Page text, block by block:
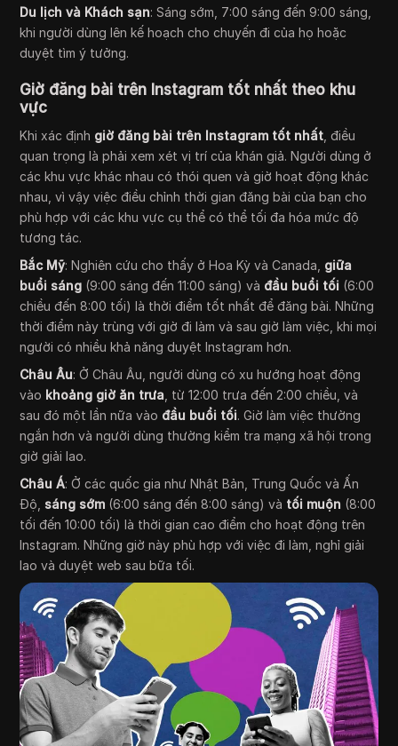
Du lịch và Khách sạn: Sáng sớm, 7:00 sáng đến 9:00 sáng,
khi người dùng lên kế hoạch cho chuyến đi của họ hoặc
duyệt tìm ý tưởng.
Giờ đăng bài trên Instagram tốt nhất theo khu
vực
Khi xác định giờ đăng bài trên Instagram tốt nhất , điều
quan trọng là phải xem xét vị trí của khán giả. Người dùng ở
các khu vực khác nhau có thói quen và giờ hoạt động khác
nhau, vì vậy việc điều chỉnh thời gian đăng bài của bạn cho
phù hợp với các khu vực cụ thể có thể tối đa hóa mức độ
tương tác.
Bắc Mỹ: Nghiên cứu cho thấy ở Hoa Kỳ và Canada, giữa
buổi sáng (9:00 sáng đến 11:00 sáng) và đầu buổi tối (6:00
chiều đến 8:00 tối) là thời điểm tốt nhất để đăng bài. Những
thời điểm này trùng với giờ đi làm và sau giờ làm việc, khi mọi
người có nhiều khả năng duyệt Instagram hơn.
Châu Âu: Ở Châu Âu, người dùng có xu hướng hoạt động
vào khoảng giờ ăn trưa , từ 12:00 trưa đến 2:00 chiều, và
sau đó một lần nữa vào đầu buổi tối. Giờ làm việc thường
ngắn hơn và người dùng thường kiểm tra mạng xã hội trong
giờ giải lao.
Châu Á: Ở các quốc gia như Nhật Bản, Trung Quốc và Ấn
Độ, sáng sớm (6:00 sáng đến 8:00 sáng) và tối muộn (8:00
tối đến 10:00 tối) là thời gian cao điểm cho hoạt động trên
Instagram. Những giờ này phù hợp với việc đi làm, nghỉ giải
lao và duyệt web sau bữa tối.